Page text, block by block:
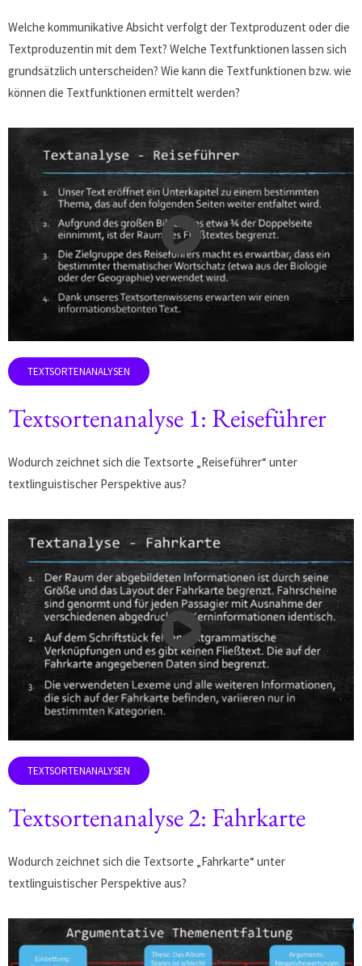
Welche kommunikative Absicht verfolgt der Textproduzent oder die
Textproduzentin mit dem Text? Welche Textfunktionen lassen sich
grundsätzlich unterscheiden? Wie kann die Textfunktionen bzw. wie
können die Textfunktionen ermittelt werden?
Textsortenanalyse 1: Reiseführer
Wodurch zeichnet sich die Textsorte „Reiseführer“ unter
textlinguistischer Perspektive aus?
Textsortenanalyse 2: Fahrkarte
Wodurch zeichnet sich die Textsorte „Fahrkarte“ unter
textlinguistischer Perspektive aus?